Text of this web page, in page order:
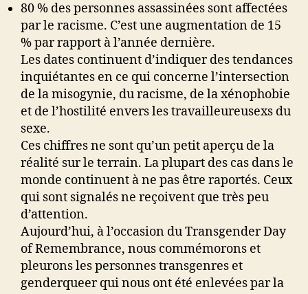
80 % des personnes assassinées sont affectées
par le racisme. C’est une augmentation de 15
% par rapport à l’année dernière.
Les dates continuent d’indiquer des tendances
inquiétantes en ce qui concerne l’intersection
de la misogynie, du racisme, de la xénophobie
et de l’hostilité envers les travailleureusexs du
sexe.
Ces chiffres ne sont qu’un petit aperçu de la
réalité sur le terrain. La plupart des cas dans le
monde continuent à ne pas être raportés. Ceux
qui sont signalés ne reçoivent que très peu
d’attention.
Aujourd’hui, à l’occasion du Transgender Day
of Remembrance, nous commémorons et
pleurons les personnes transgenres et
genderqueer qui nous ont été enlevées par la